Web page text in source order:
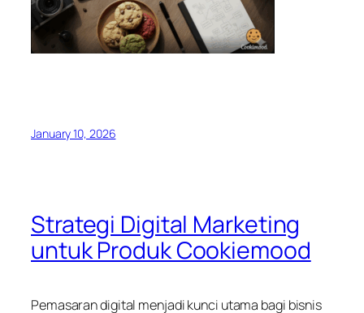
January 10, 2026
Strategi Digital Marketing
untuk Produk Cookiemood
Pemasaran digital menjadi kunci utama bagi bisnis